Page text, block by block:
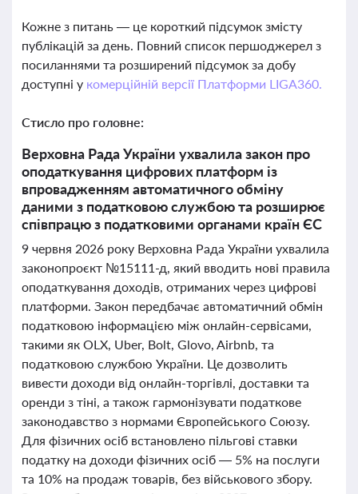
Кожне з питань — це короткий підсумок змісту
публікацій за день. Повний список першоджерел з
посиланнями та розширений підсумок за добу
доступні у комерційній версії Платформи LIGA360.
Стисло про головне:
Верховна Рада України ухвалила закон про
оподаткування цифрових платформ із
впровадженням автоматичного обміну
даними з податковою службою та розширює
співпрацю з податковими органами країн ЄС
9 червня 2026 року Верховна Рада України ухвалила
законопроєкт №15111-д, який вводить нові правила
оподаткування доходів, отриманих через цифрові
платформи. Закон передбачає автоматичний обмін
податковою інформацією між онлайн-сервісами,
такими як OLX, Uber, Bolt, Glovo, Airbnb, та
податковою службою України. Це дозволить
вивести доходи від онлайн-торгівлі, доставки та
оренди з тіні, а також гармонізувати податкове
законодавство з нормами Європейського Союзу.
Для фізичних осіб встановлено пільгові ставки
податку на доходи фізичних осіб — 5% на послуги
та 10% на продаж товарів, без військового збору.